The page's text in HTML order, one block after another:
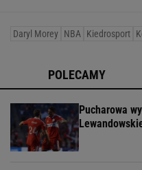
Daryl Morey NBA Kiedrosport
POLECAMY
Pucharowa